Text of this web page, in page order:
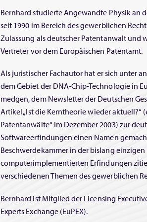
Bernhard studierte Angewandte Physik an
seit 1990 im Bereich des gewerblichen
Zulassung als deutscher Patentanwalt und
Vertreter vor dem Europäischen Patentamt.
Als juristischer Fachautor hat er sich unter
dem Gebiet der DNA-Chip-Technologie in
medgen, dem Newsletter der Deutschen
Artikel „Ist die Kerntheorie wieder
Patentanwälte“ im Dezember 2003) zur
Softwareerfindungen einen Namen
Beschwerdekammer in der bislang
computerimplementierten Erfindungen
verschiedenen Themen des gewerblichen
Bernhard ist Mitglied der Licensing
Experts Exchange (EuPEX).